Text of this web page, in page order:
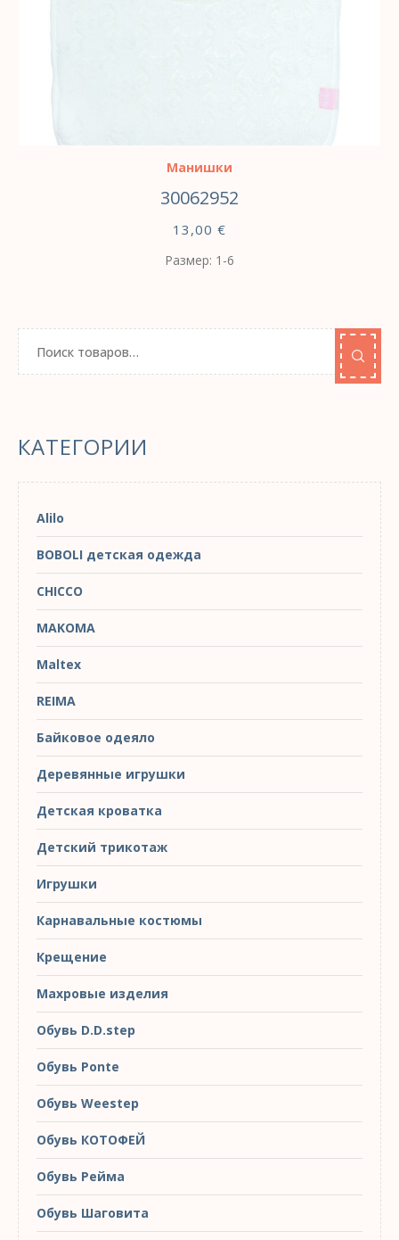
Манишки
30062952
13,00 €
Размер: 1-6
КАТЕГОРИИ
Alilo
BOBOLI детская одежда
CHICCO
MAKOMA
Maltex
REIMA
Байковое одеяло
Деревянные игрушки
Детская кроватка
Детский трикотаж
Игрушки
Карнавальные костюмы
Крещение
Махровые изделия
Обувь D.D.step
Обувь Ponte
Обувь Weestep
Обувь КОТОФЕЙ
Обувь Рейма
Обувь Шаговита